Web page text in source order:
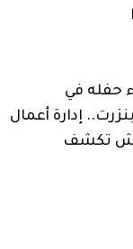
حفله في
إدارة أعمال
تكشف